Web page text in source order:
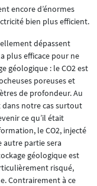
encore d’énormes
bien plus efficient.
dépassent
plus efficace pour ne
géologique : le CO2 est
poreuses et
de profondeur. Au
dans notre cas surtout
ce qu’il était
le CO2, injecté
autre partie sera
géologique est
risqué,
Contrairement à ce